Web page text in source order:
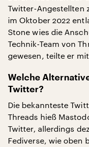
Twitter-Angestellten
im Oktober 2022
Stone wies die
Technik-Team von
gewesen, teilte er
Welche
Twitter?
Die bekannteste
Threads hieß
Twitter, allerdings
Fediverse, wie oben